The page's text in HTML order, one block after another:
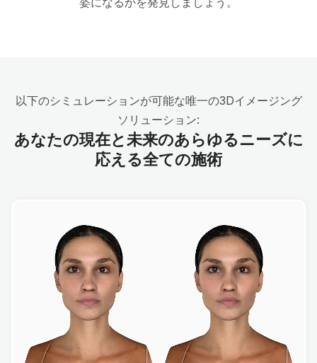
以下のシミュレーションが可能な唯一の3Dイメージング
ソリューション:
あなたの現在と未来のあらゆるニーズに
応える全ての施術